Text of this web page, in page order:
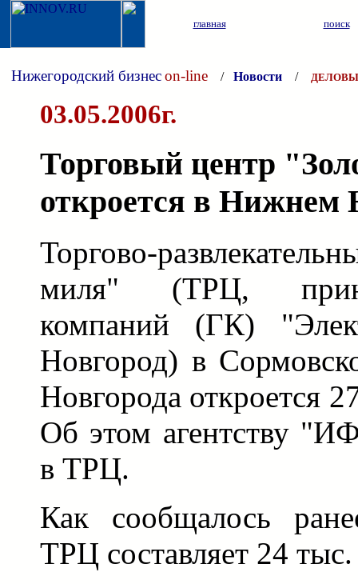
главная поиск
Нижегородский бизнесon-line / Новости /
03.05.2006г.
Торговый центр
откроется в Нижнем
Торгово-
миля" (ТРЦ,
компаний (ГК)
Новгород) в
Новгорода откроется
Об этом агентству
в ТРЦ.
Как сообщалось
ТРЦ составляет 24